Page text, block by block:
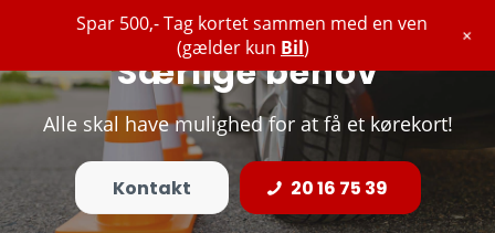
Særlige behov
Alle skal have mulighed for at få et kørekort!
Kontakt 20 16 75 39
Spar 500,- Tag kortet sammen med en ven
(gælder kun Bil) +